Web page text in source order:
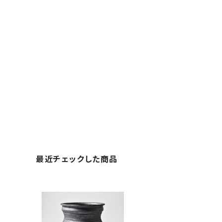
最近チェックした商品